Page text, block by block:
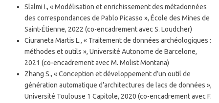
Slalmi I., « Modélisation et enrichissement des métadonnées
des correspondances de Pablo Picasso », École des Mines de
Saint-Étienne, 2022 (co-encadrement avec S. Loudcher)
Ciuraneta Martis L., « Traitement de données archéologiques :
méthodes et outils », Université Autonome de Barcelone,
2021 (co-encadrement avec M. Molist Montana)
Zhang S., « Conception et développement d’un outil de
génération automatique d’architectures de lacs de données »,
Université Toulouse 1 Capitole, 2020 (co-encadrement avec F.